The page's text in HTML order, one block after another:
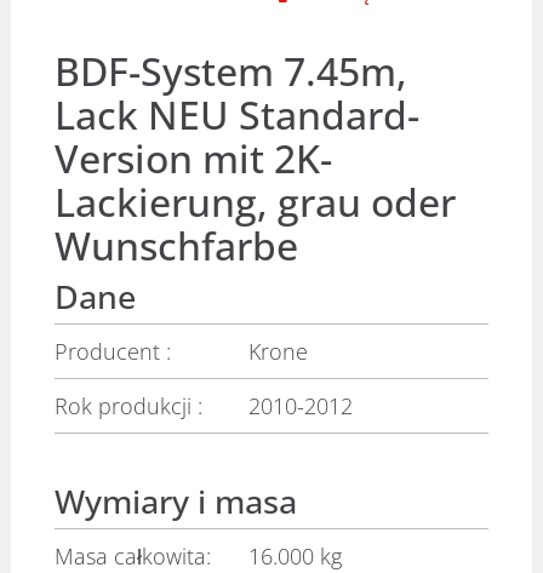
BDF-System 7.45m,
Lack NEU Standard-
Version mit 2K-
Lackierung, grau oder
Wunschfarbe
Dane
Producent :
Krone
Rok produkcji :
2010-2012
Wymiary i masa
Masa całkowita:
16.000 kg